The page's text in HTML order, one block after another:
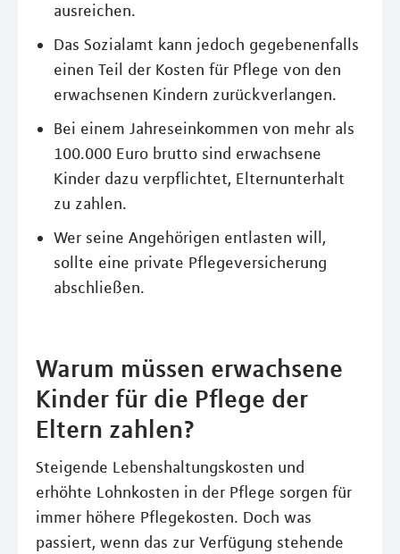
ausreichen.
Das Sozialamt kann jedoch gegebenenfalls
einen Teil der Kosten für Pflege von den
erwachsenen Kindern zurückverlangen.
Bei einem Jahreseinkommen von mehr als
100.000 Euro brutto sind erwachsene
Kinder dazu verpflichtet, Elternunterhalt
zu zahlen.
Wer seine Angehörigen entlasten will,
sollte eine private Pflegeversicherung
abschließen.
Warum müssen erwachsene
Kinder für die Pflege der
Eltern zahlen?
Steigende Lebenshaltungskosten und
erhöhte Lohnkosten in der Pflege sorgen für
immer höhere Pflegekosten. Doch was
passiert, wenn das zur Verfügung stehende